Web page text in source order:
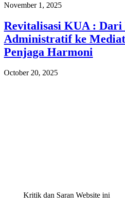
November 1, 2025
Revitalisasi KUA : Dari
Administratif ke
Penjaga Harmoni
October 20, 2025
Kritik dan Saran Website ini